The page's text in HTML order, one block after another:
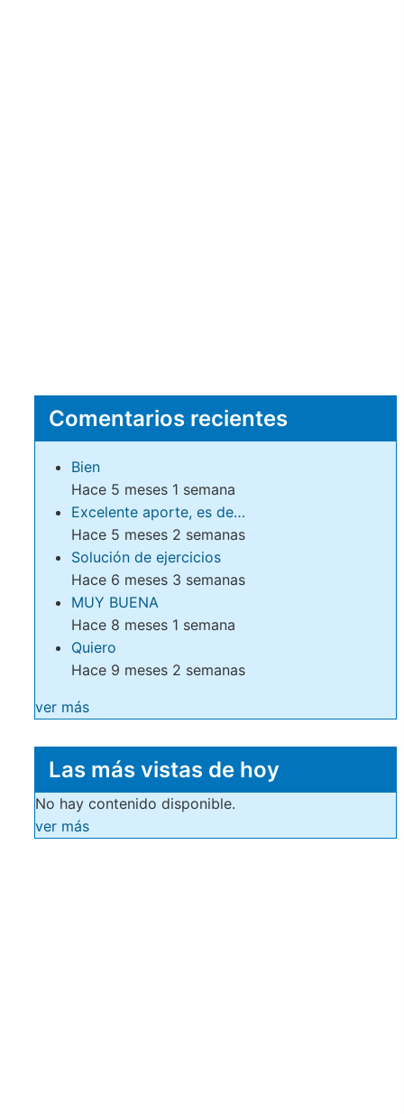
Comentarios recientes
Bien
Hace 5 meses 1 semana
Excelente aporte, es de…
Hace 5 meses 2 semanas
Solución de ejercicios
Hace 6 meses 3 semanas
MUY BUENA
Hace 8 meses 1 semana
Quiero
Hace 9 meses 2 semanas
ver más
Las más vistas de hoy
No hay contenido disponible.
ver más